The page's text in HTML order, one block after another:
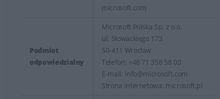
microsoft.com
Podmiot
odpowiedzialny
Microsoft Polska Sp. z o.o.
ul. Słowackiego 173
50-411 Wrocław
Telefon: +48 71 358 58 00
E-mail: info@microsoft.com
Strona internetowa: microsoft.pl